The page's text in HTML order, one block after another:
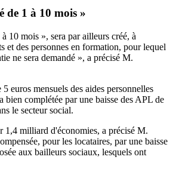
1 à 10 mois »
10 mois », sera par ailleurs créé, à
et des personnes en formation, pour lequel
ne sera demandé », a précisé M.
euros mensuels des aides personnelles
bien complétée par une baisse des APL de
le secteur social.
1,4 milliard d'économies, a précisé M.
pour les locataires, par une baisse
aux bailleurs sociaux, lesquels ont